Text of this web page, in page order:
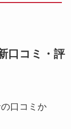
口コミ・評
口コミか